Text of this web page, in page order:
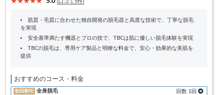
(口コミ5件)
肌質・毛質に合わせた独自開発の脱毛器と高度な技術で、丁寧な脱毛
を実現
安全基準満たす機器とプロの技で、TBCは肌に優しい脱毛体験を実現
TBCの脱毛は、専用ケア製品と明瞭な料金で、安心・効果的な美肌を
提供
おすすめのコース・料金
初回割引 全身脱毛 回数 1回